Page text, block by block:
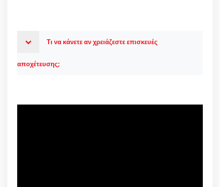
Τι να κάνετε αν χρειάζεστε επισκευές
αποχέτευσης;